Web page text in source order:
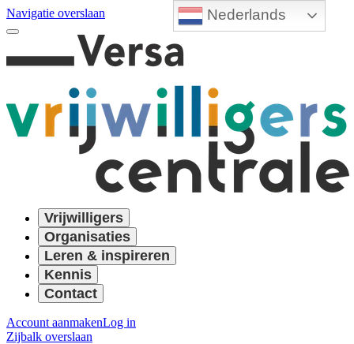
Nederlands
Navigatie overslaan
Vrijwilligers
Organisaties
Leren & inspireren
Kennis
Contact
Account aanmakenLog in
Zijbalk overslaan